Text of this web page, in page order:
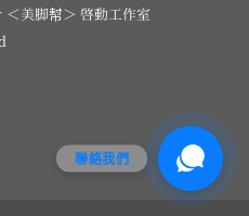
美脚幇＞ 啓動工作室
聯絡我們